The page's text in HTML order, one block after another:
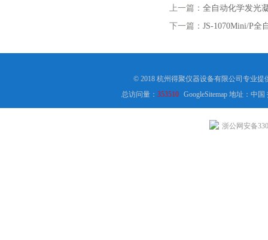
上一篇： 全自动化学发光
下一篇： JS-1070Mini/P全
© 2018 杭州得聚仪器设备有限公司专业提
总访问量：353510 GoogleSitemap地址：中国
浙公网安备